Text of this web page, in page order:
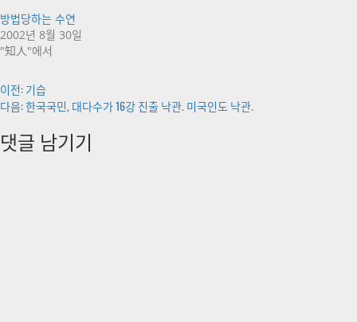
방법당하는 수연
2002년 8월 30일
"知人"에서
게
시
물
이전:기습
다음:한국국민, 대다수가 16강 진출 낙관. 미국인도 낙관.
댓글 남기기